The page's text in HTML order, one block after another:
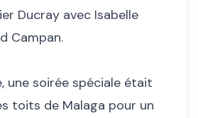
Ducray avec Isabelle
Campan.
une soirée spéciale était
toits de Malaga pour un